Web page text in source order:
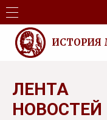
ЛЕНТА
НОВОСТЕЙ